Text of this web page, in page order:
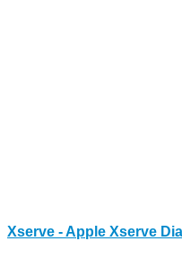
Xserve - Apple Xserve